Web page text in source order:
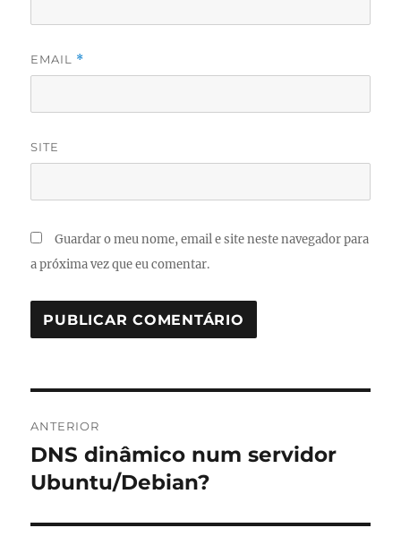
EMAIL *
SITE
Guardar o meu nome, email e site neste navegador para
a próxima vez que eu comentar.
de
artigos
ANTERIOR
Artigo
anterior:
DNS dinâmico num servidor
Ubuntu/Debian?